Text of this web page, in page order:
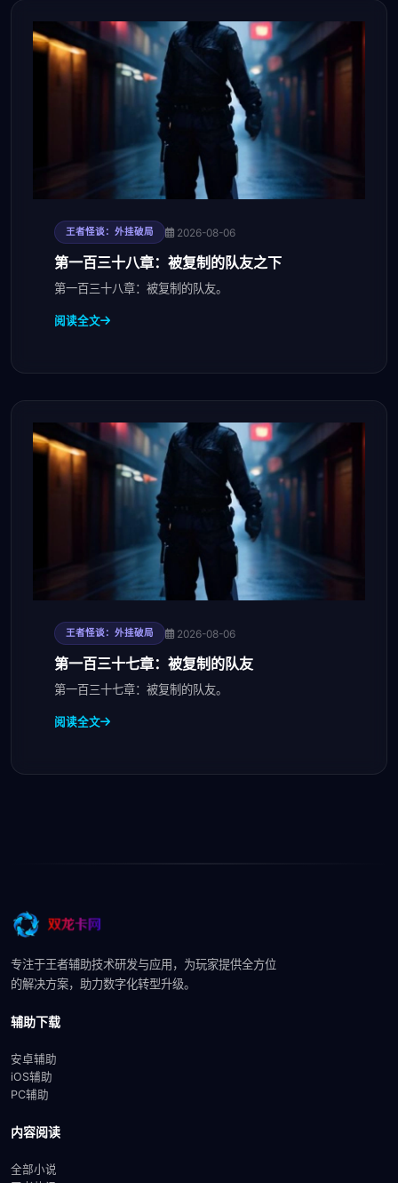
王者怪谈：外挂破局 2026-08-06
第一百三十八章：被复制的队友之下
第一百三十八章：被复制的队友。
阅读全文
王者怪谈：外挂破局 2026-08-06
第一百三十七章：被复制的队友
第一百三十七章：被复制的队友。
阅读全文
专注于王者辅助技术研发与应用，为玩家提供全方位
的解决方案，助力数字化转型升级。
辅助下载
安卓辅助
iOS辅助
PC辅助
内容阅读
全部小说